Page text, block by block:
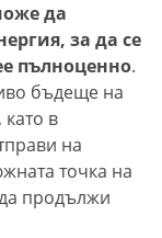
да
за да се
пълноценно.
бъдеще на
в
на
точка на
продължи